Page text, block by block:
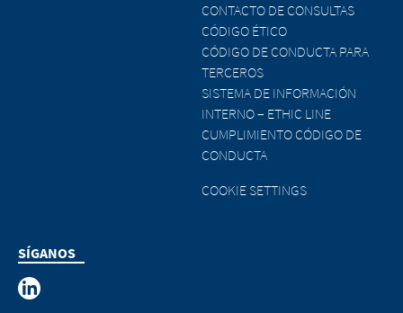
CONTACTO DE CONSULTAS
CÓDIGO ÉTICO
CÓDIGO DE CONDUCTA PARA
TERCEROS
SISTEMA DE INFORMACIÓN
INTERNO – ETHIC LINE
CUMPLIMIENTO CÓDIGO DE
CONDUCTA
COOKIE SETTINGS
SÍGANOS